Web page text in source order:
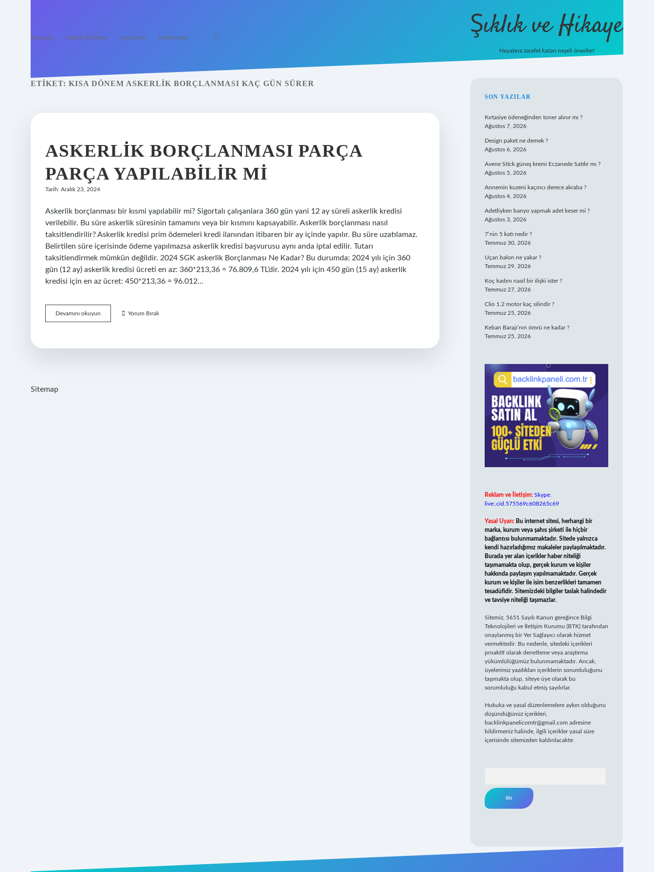
Anasayfa Gizlilik Politikası Yasal Uyarı Hakkımızda Şıklık ve Hikaye
Hayatına zarafet katan neşeli öneriler!
ETIKET: KISA DÖNEM ASKERLIK BORÇLANMASI KAÇ GÜN SÜRER
ASKERLIK BORÇLANMASI PARÇA
PARÇA YAPILABILIR MI
Tarih: Aralık 23, 2024
Askerlik borçlanması bir kısmi yapılabilir mi? Sigortalı çalışanlara 360 gün yani 12 ay süreli askerlik kredisi
verilebilir. Bu süre askerlik süresinin tamamını veya bir kısmını kapsayabilir. Askerlik borçlanması nasıl
taksitlendirilir? Askerlik kredisi prim ödemeleri kredi ilanından itibaren bir ay içinde yapılır. Bu süre uzatılamaz.
Belirtilen süre içerisinde ödeme yapılmazsa askerlik kredisi başvurusu aynı anda iptal edilir. Tutarı
taksitlendirmek mümkün değildir. 2024 SGK askerlik Borçlanması Ne Kadar? Bu durumda: 2024 yılı için 360
gün (12 ay) askerlik kredisi ücreti en az: 360*213,36 = 76.809,6 TL’dir. 2024 yılı için 450 gün (15 ay) askerlik
kredisi için en az ücret: 450*213,36 = 96.012…
Devamını okuyun
Borçlanması
Yapılabilir
Yorum Bırak
Sitemap
SIDEBAR
SON YAZILAR
Kırtasiye ödeneğinden toner alınır mı ?
Ağustos 7, 2026
Design paket ne demek ?
Ağustos 6, 2026
Avene Stick güneş kremi Eczanede Satılır mı ?
Ağustos 5, 2026
Annemin kuzeni kaçıncı derece akraba ?
Ağustos 4, 2026
Adetliyken banyo yapmak adet keser mi ?
Ağustos 3, 2026
7’nin 5 katı nedir ?
Temmuz 30, 2026
Uçan balon ne yakar ?
Temmuz 29, 2026
Koç kadını nasıl bir ilişki ister ?
Temmuz 27, 2026
Clio 1.2 motor kaç silindir ?
Temmuz 25, 2026
Keban Barajı’nın ömrü ne kadar ?
Temmuz 25, 2026
Reklam ve İletişim: Skype:
live:.cid.575569c608265c69
Yasal Uyarı: Bu internet sitesi, herhangi bir
marka, kurum veya şahıs şirketi ile hiçbir
bağlantısı bulunmamaktadır. Sitede yalnızca
kendi hazırladığımız makaleler paylaşılmaktadır.
Burada yer alan içerikler haber niteliği
taşımamakta olup, gerçek kurum ve kişiler
hakkında paylaşım yapılmamaktadır. Gerçek
kurum ve kişiler ile isim benzerlikleri tamamen
tesadüfidir. Sitemizdeki bilgiler taslak halindedir
ve tavsiye niteliği taşımazlar.
Sitemiz, 5651 Sayılı Kanun gereğince Bilgi
Teknolojileri ve İletişim Kurumu (BTK) tarafından
onaylanmış bir Yer Sağlayıcı olarak hizmet
vermektedir. Bu nedenle, sitedeki içerikleri
proaktif olarak denetleme veya araştırma
yükümlülüğümüz bulunmamaktadır. Ancak,
üyelerimiz yazdıkları içeriklerin sorumluluğunu
taşımakta olup, siteye üye olarak bu
sorumluluğu kabul etmiş sayılırlar.
Hukuka ve yasal düzenlemelere aykırı olduğunu
düşündüğünüz içerikleri,
backlinkpanelicomtr@gmail.com adresine
bildirmeniz halinde, ilgili içerikler yasal süre
içerisinde sitemizden kaldırılacaktır.